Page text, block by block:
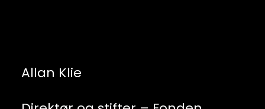
Allan Klie